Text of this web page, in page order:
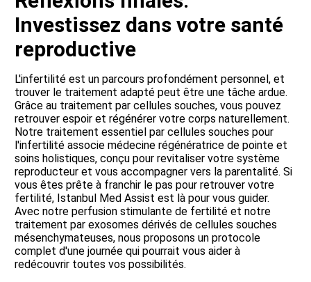
Investissez dans votre santé
reproductive
L'infertilité est un parcours profondément personnel, et
trouver le traitement adapté peut être une tâche ardue.
Grâce au traitement par cellules souches, vous pouvez
retrouver espoir et régénérer votre corps naturellement.
Notre traitement essentiel par cellules souches pour
l'infertilité associe médecine régénératrice de pointe et
soins holistiques, conçu pour revitaliser votre système
reproducteur et vous accompagner vers la parentalité. Si
vous êtes prête à franchir le pas pour retrouver votre
fertilité, Istanbul Med Assist est là pour vous guider.
Avec notre perfusion stimulante de fertilité et notre
traitement par exosomes dérivés de cellules souches
mésenchymateuses, nous proposons un protocole
complet d'une journée qui pourrait vous aider à
redécouvrir toutes vos possibilités.